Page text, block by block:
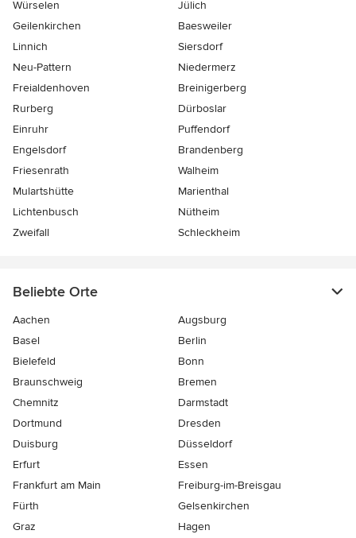
Würselen
Jülich
Geilenkirchen
Baesweiler
Linnich
Siersdorf
Neu-Pattern
Niedermerz
Freialdenhoven
Breinigerberg
Rurberg
Dürboslar
Einruhr
Puffendorf
Engelsdorf
Brandenberg
Friesenrath
Walheim
Mulartshütte
Marienthal
Lichtenbusch
Nütheim
Zweifall
Schleckheim
Beliebte Orte
Aachen
Augsburg
Basel
Berlin
Bielefeld
Bonn
Braunschweig
Bremen
Chemnitz
Darmstadt
Dortmund
Dresden
Duisburg
Düsseldorf
Erfurt
Essen
Frankfurt am Main
Freiburg-im-Breisgau
Fürth
Gelsenkirchen
Graz
Hagen